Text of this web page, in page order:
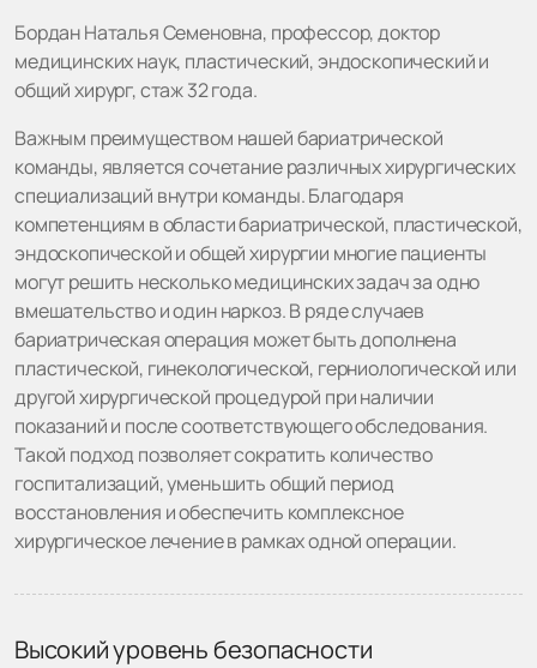
Бордан Наталья Семеновна, профессор, доктор
медицинских наук, пластический, эндоскопический и
общий хирург, стаж 32 года.
Важным преимуществом нашей бариатрической
команды, является сочетание различных хирургических
специализаций внутри команды. Благодаря
компетенциям в области бариатрической, пластической,
эндоскопической и общей хирургии многие пациенты
могут решить несколько медицинских задач за одно
вмешательство и один наркоз. В ряде случаев
бариатрическая операция может быть дополнена
пластической, гинекологической, герниологической или
другой хирургической процедурой при наличии
показаний и после соответствующего обследования.
Такой подход позволяет сократить количество
госпитализаций, уменьшить общий период
восстановления и обеспечить комплексное
хирургическое лечение в рамках одной операции.
Высокий уровень безопасности